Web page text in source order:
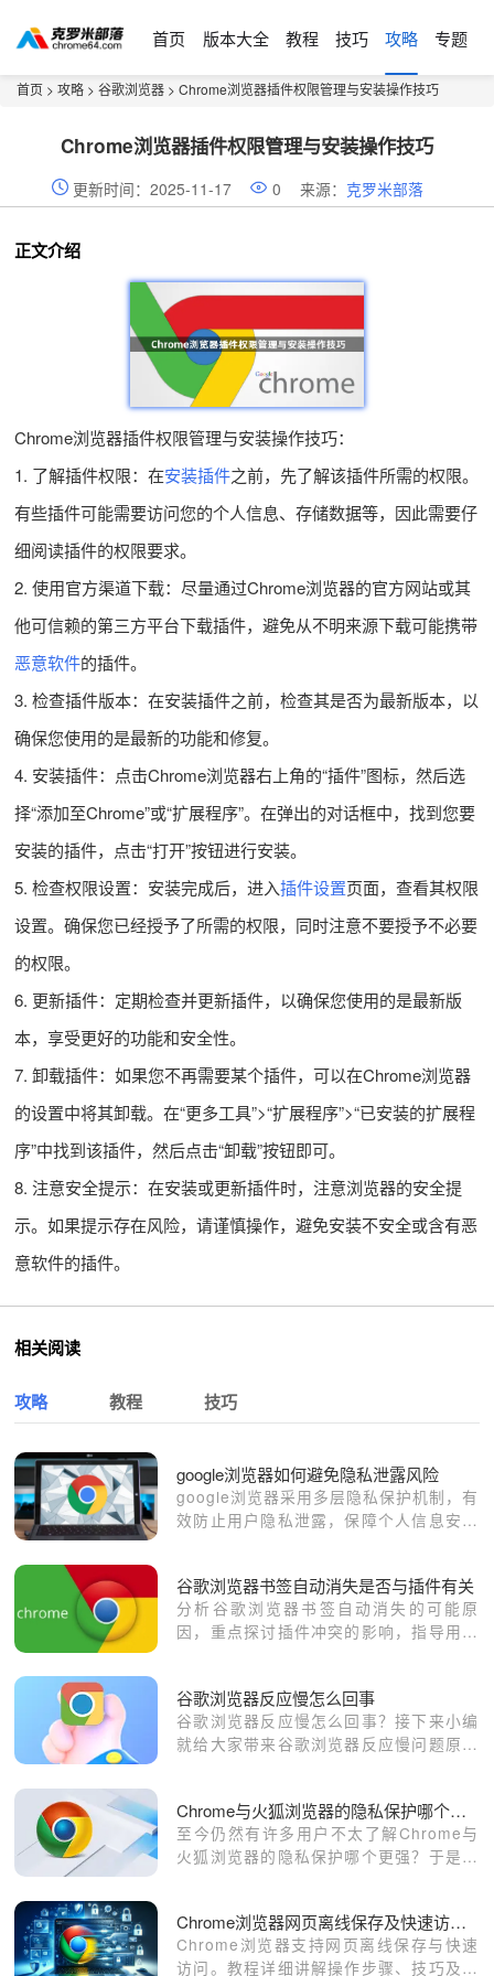
首页 版本大全 教程 技巧 攻略 专题
首页 > 攻略 > 谷歌浏览器 > Chrome浏览器插件权限管理与安装操作技巧
Chrome浏览器插件权限管理与安装操作技巧
更新时间：2025-11-17 0 来源： 克罗米部落
正文介绍
Chrome浏览器插件权限管理与安装操作技巧：
1. 了解插件权限：在安装插件之前，先了解该插件所需的权限。
有些插件可能需要访问您的个人信息、存储数据等，因此需要仔
细阅读插件的权限要求。
2. 使用官方渠道下载：尽量通过Chrome浏览器的官方网站或其
他可信赖的第三方平台下载插件，避免从不明来源下载可能携带
恶意软件的插件。
3. 检查插件版本：在安装插件之前，检查其是否为最新版本，以
确保您使用的是最新的功能和修复。
4. 安装插件：点击Chrome浏览器右上角的“插件”图标，然后选
择“添加至Chrome”或“扩展程序”。在弹出的对话框中，找到您要
安装的插件，点击“打开”按钮进行安装。
5. 检查权限设置：安装完成后，进入插件设置页面，查看其权限
设置。确保您已经授予了所需的权限，同时注意不要授予不必要
的权限。
6. 更新插件：定期检查并更新插件，以确保您使用的是最新版
本，享受更好的功能和安全性。
7. 卸载插件：如果您不再需要某个插件，可以在Chrome浏览器
的设置中将其卸载。在“更多工具”>“扩展程序”>“已安装的扩展程
序”中找到该插件，然后点击“卸载”按钮即可。
8. 注意安全提示：在安装或更新插件时，注意浏览器的安全提
示。如果提示存在风险，请谨慎操作，避免安装不安全或含有恶
意软件的插件。
相关阅读
攻略 教程 技巧
google浏览器如何避免隐私泄露风险
google浏览器采用多层隐私保护机制，有
效防止用户隐私泄露，保障个人信息安全
谷歌浏览器书签自动消失是否与插件有关
分析谷歌浏览器书签自动消失的可能原
因，重点探讨插件冲突的影响，指导用户
谷歌浏览器反应慢怎么回事
谷歌浏览器反应慢怎么回事？接下来小编
就给大家带来谷歌浏览器反应慢问题原因
Chrome与火狐浏览器的隐私保护哪个更强
至今仍然有许多用户不太了解Chrome与
火狐浏览器的隐私保护哪个更强？于是，
Chrome浏览器网页离线保存及快速访问操作方法
Chrome浏览器支持网页离线保存与快速
访问。教程详细讲解操作步骤、技巧及使